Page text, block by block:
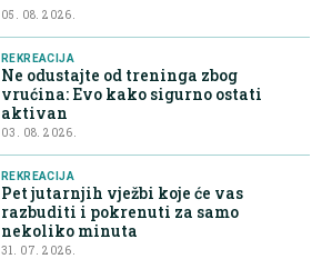
05. 08. 2026.
REKREACIJA
Ne odustajte od treninga zbog
vrućina: Evo kako sigurno ostati
aktivan
03. 08. 2026.
REKREACIJA
Pet jutarnjih vježbi koje će vas
razbuditi i pokrenuti za samo
nekoliko minuta
31. 07. 2026.